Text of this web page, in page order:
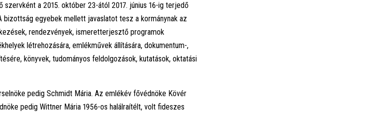
a 2015. október 23-ától 2017. június 16-ig terjedő
egyebek mellett javaslatot tesz a kormánynak az
rendezvények, ismeretterjesztő programok
létrehozására, emlékművek állítására, dokumentum-,
könyvek, tudományos feldolgozások, kutatások, oktatási
pedig Schmidt Mária. Az emlékév fővédnöke Kövér
pedig Wittner Mária 1956-os halálraítélt, volt fideszes